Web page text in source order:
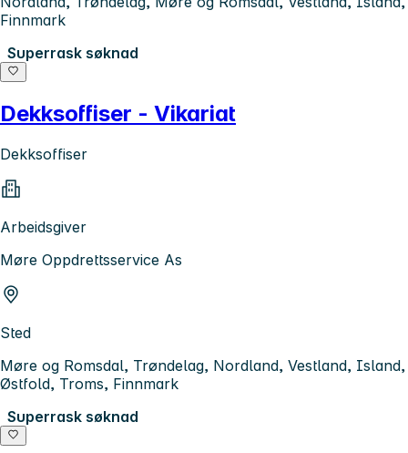
Finnmark
Superrask søknad
Dekksoffiser - Vikariat
Dekksoffiser
Arbeidsgiver
Møre Oppdrettsservice As
Sted
Møre og Romsdal, Trøndelag, Nordland, Vestland, Island,
Østfold, Troms, Finnmark
Superrask søknad